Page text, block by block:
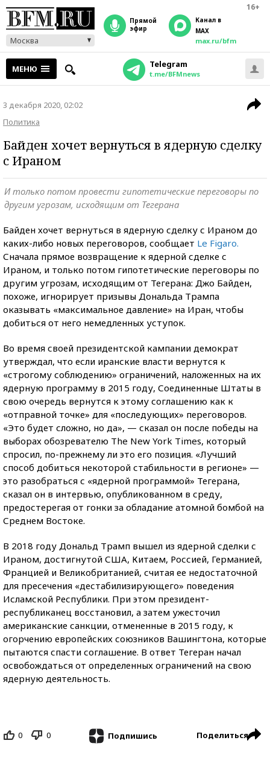
16+
Москва
прямой
эфир
Канал в
MAX
max.ru/bfm
МЕНЮ Telegram
t.me/BFMnews
3 декабря 2020, 02:02
Политика
Байден хочет вернуться в ядерную сделку
с Ираном
И только потом провести гипотетические переговоры по
другим угрозам, исходящим от Тегерана
Байден хочет вернуться в ядерную сделку с Ираном до
каких-либо новых переговоров, сообщает Le Figaro.
Сначала прямое возвращение к ядерной сделке с
Ираном, и только потом гипотетические переговоры по
другим угрозам, исходящим от Тегерана: Джо Байден,
похоже, игнорирует призывы Дональда Трампа
оказывать «максимальное давление» на Иран, чтобы
добиться от него немедленных уступок.
Во время своей президентской кампании демократ
утверждал, что если иранские власти вернутся к
«строгому соблюдению» ограничений, наложенных на их
ядерную программу в 2015 году, Соединенные Штаты в
свою очередь вернутся к этому соглашению как к
«отправной точке» для «последующих» переговоров.
«Это будет сложно, но да», — сказал он после победы на
выборах обозревателю The New York Times, который
спросил, по-прежнему ли это его позиция. «Лучший
способ добиться некоторой стабильности в регионе» —
это разобраться с «ядерной программой» Тегерана,
сказал он в интервью, опубликованном в среду,
предостерегая от гонки за обладание атомной бомбой на
Среднем Востоке.
В 2018 году Дональд Трамп вышел из ядерной сделки с
Ираном, достигнутой США, Китаем, Россией, Германией,
Францией и Великобританией, считая ее недостаточной
для пресечения «дестабилизирующего» поведения
Исламской Республики. При этом президент-
республиканец восстановил, а затем ужесточил
американские санкции, отмененные в 2015 году, к
огорчению европейских союзников Вашингтона, которые
пытаются спасти соглашение. В ответ Тегеран начал
освобождаться от определенных ограничений на свою
ядерную деятельность.
0 0 Подпишись Поделиться